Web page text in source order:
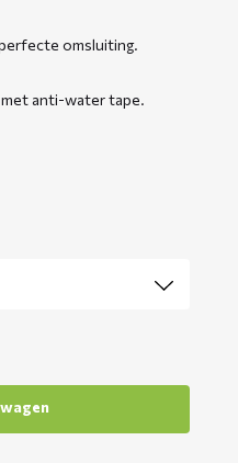
omsluiting.
anti-water tape.